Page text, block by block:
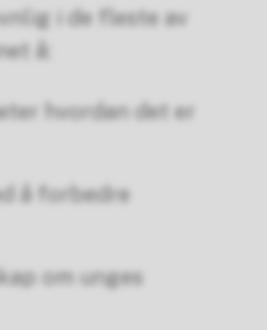
i de fleste av
å:
hvordan det er
å forbedre
om unges